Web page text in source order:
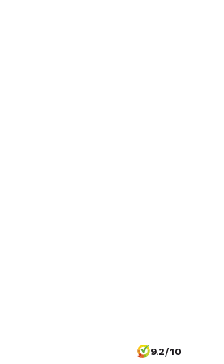
9.2/10